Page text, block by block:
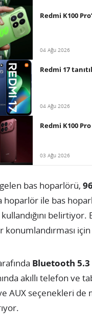
Redmi K100
04 Ağu 2026
Redmi 17
04 Ağu 2026
Redmi K100
03 Ağu 2026
bas hoparlörü,
hoparlör ile bas
kullandığını belirtiyor.
konumlandırması
Bluetooth 5.3
akıllı telefon
AUX seçenekleri de